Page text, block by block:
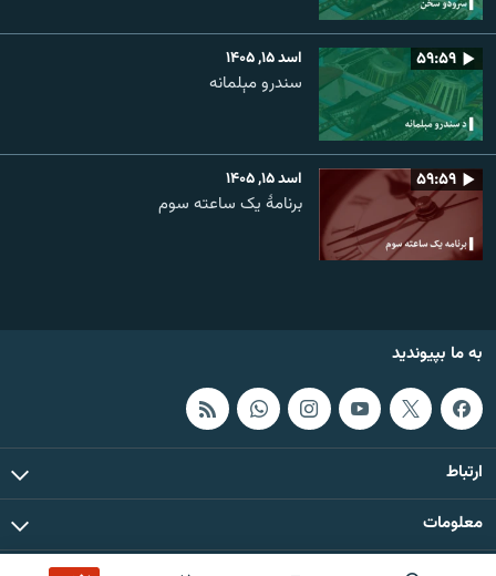
۵۹:۵۹ اسد ۱۵, ۱۴۰۵
سندرو مېلمانه
۵۹:۵۹ اسد ۱۵, ۱۴۰۵
برنامۀ یک ساعته سوم
به ما بپیوندید
ارتباط
معلومات